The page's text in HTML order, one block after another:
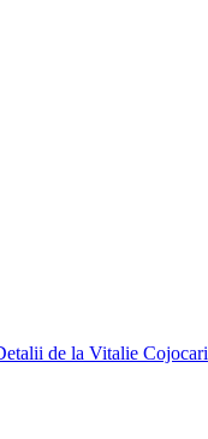
de la Vitalie Cojocari